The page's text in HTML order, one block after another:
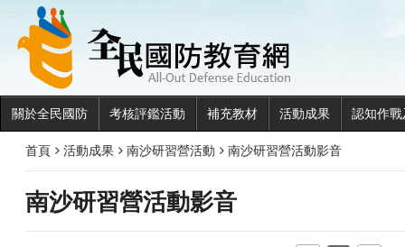
:::
關於全民國防 考核評鑑活動 補充教材 活動成果 認知作
首頁 活動成果 南沙研習營活動 南沙研習營活動影音
南沙研習營活動影音